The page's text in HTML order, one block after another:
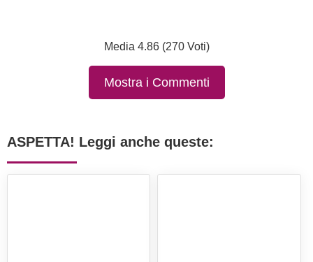
Media 4.86 (270 Voti)
Mostra i Commenti
ASPETTA! Leggi anche queste: